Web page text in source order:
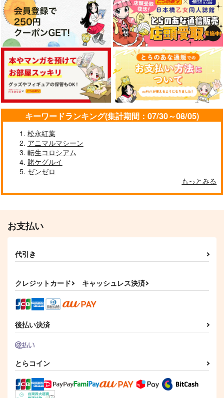
キーワードランキング(集計期間：07/30～08/05)
松永紅葉
アニマルマシーン
転生コロシアム
賭ケグルイ
ゼンゼロ
もっとみる
お支払い
代引き
クレジットカード キャッシュレス決済
後払い決済
とらコイン